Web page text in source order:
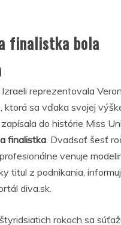
finalistka bola
reprezentovala
ktorá sa vďaka svojej
do histórie Miss
finalistka. Dvadsať šesť
venuje
titul z podnikania,
diva.sk.
rokoch sa